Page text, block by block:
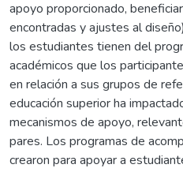
apoyo proporcionado,
encontradas y ajustes al
los estudiantes tienen del
académicos que los
en relación a sus grupos de
educación superior ha
mecanismos de apoyo,
pares. Los programas de
crearon para apoyar a